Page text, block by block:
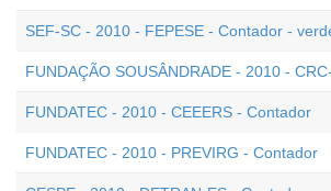
SEF-SC - 2010 - FEPESE - Contador -
FUNDAÇÃO SOUSÂNDRADE - 2010 -
FUNDATEC - 2010 - CEEERS - Contador
FUNDATEC - 2010 - PREVIRG - Contador